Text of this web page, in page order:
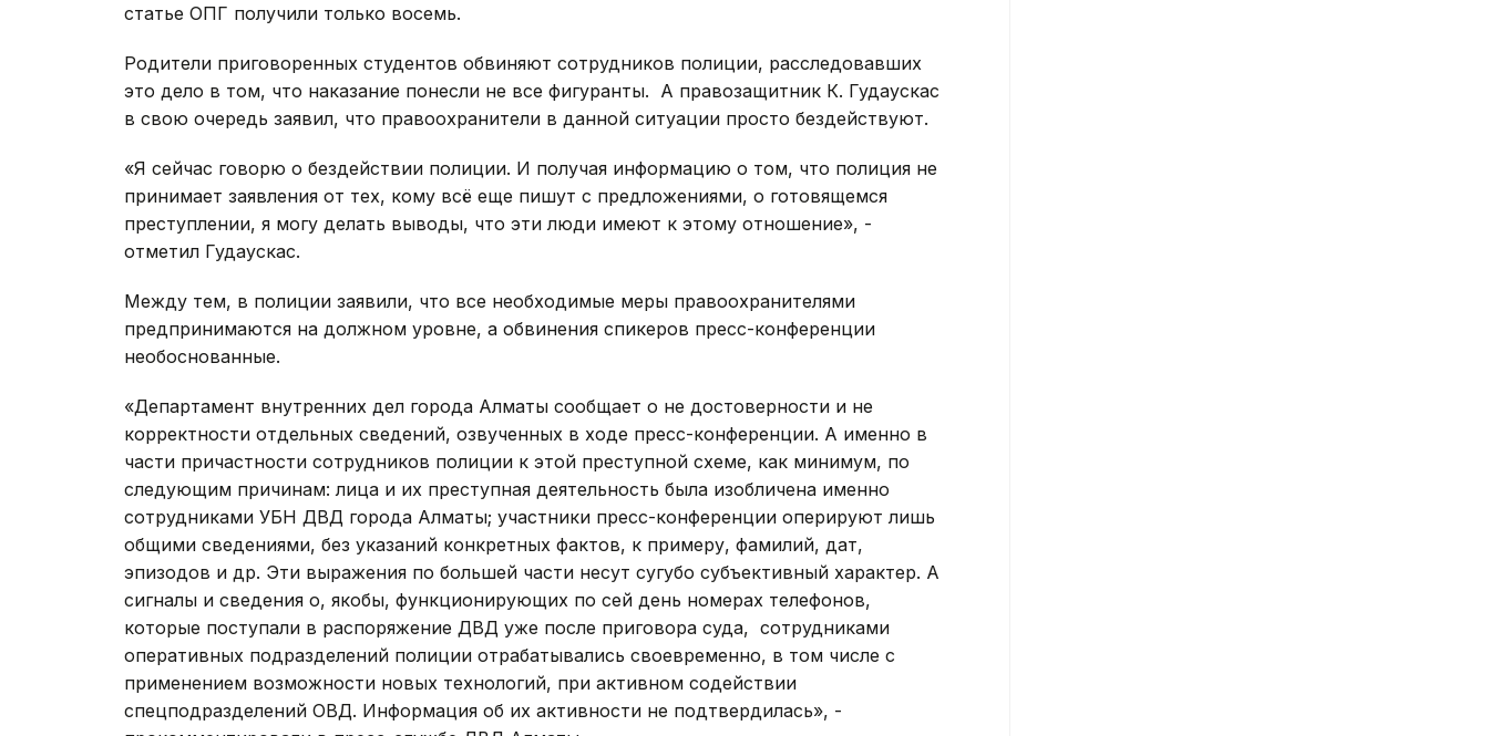
статье ОПГ получили только восемь.
Родители приговоренных студентов обвиняют сотрудников полиции, расследовавших
это дело в том, что наказание понесли не все фигуранты. А правозащитник К. Гудаускас
в свою очередь заявил, что правоохранители в данной ситуации просто бездействуют.
«Я сейчас говорю о бездействии полиции. И получая информацию о том, что полиция не
принимает заявления от тех, кому всё еще пишут с предложениями, о готовящемся
преступлении, я могу делать выводы, что эти люди имеют к этому отношение», -
отметил Гудаускас.
Между тем, в полиции заявили, что все необходимые меры правоохранителями
предпринимаются на должном уровне, а обвинения спикеров пресс-конференции
необоснованные.
«Департамент внутренних дел города Алматы сообщает о не достоверности и не
корректности отдельных сведений, озвученных в ходе пресс-конференции. А именно в
части причастности сотрудников полиции к этой преступной схеме, как минимум, по
следующим причинам: лица и их преступная деятельность была изобличена именно
сотрудниками УБН ДВД города Алматы; участники пресс-конференции оперируют лишь
общими сведениями, без указаний конкретных фактов, к примеру, фамилий, дат,
эпизодов и др. Эти выражения по большей части несут сугубо субъективный характер. А
сигналы и сведения о, якобы, функционирующих по сей день номерах телефонов,
которые поступали в распоряжение ДВД уже после приговора суда, сотрудниками
оперативных подразделений полиции отрабатывались своевременно, в том числе с
применением возможности новых технологий, при активном содействии
спецподразделений ОВД. Информация об их активности не подтвердилась», -